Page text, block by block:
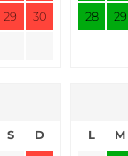
29 30 28 29
S D L M